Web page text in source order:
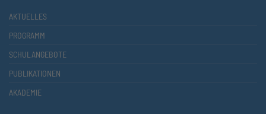
AKTUELLES
PROGRAMM
SCHULANGEBOTE
PUBLIKATIONEN
AKADEMIE